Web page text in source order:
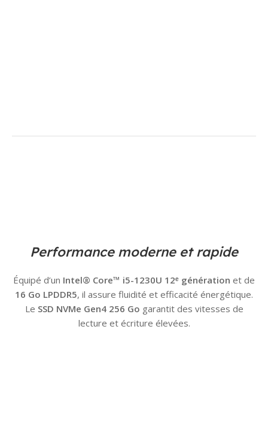
Performance moderne et rapide
Équipé d’un Intel® Core™ i5-1230U 12ᵉ génération et de
16 Go LPDDR5, il assure fluidité et efficacité énergétique.
Le SSD NVMe Gen4 256 Go garantit des vitesses de
lecture et écriture élevées.